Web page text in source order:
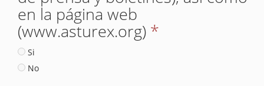
en la página web
(www.asturex.org) *
Si
No